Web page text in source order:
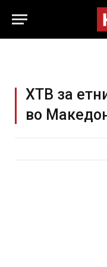
ХТВ за
во